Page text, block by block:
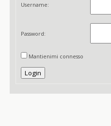
Username:
Password:
Mantienimi connesso
Login